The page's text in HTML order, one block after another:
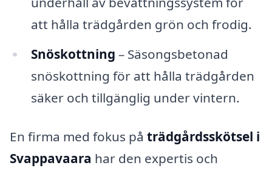
att hålla trädgården grön och frodig.
Snöskottning – Säsongsbetonad
snöskottning för att hålla trädgården
säker och tillgänglig under vintern.
En firma med fokus på trädgårdsskötsel i
Svappavaara har den expertis och